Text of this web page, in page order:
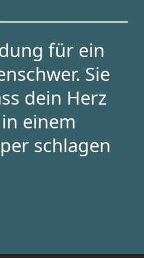
für ein
Sie
dein Herz
einem
schlagen